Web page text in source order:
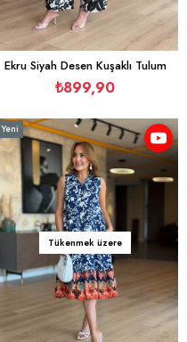
Ekru Siyah Desen Kuşaklı Tulum
₺899,90
Tükenmek üzere
Yeni
Ürün